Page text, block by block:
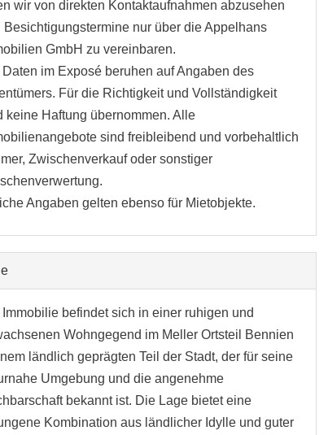
wir von direkten Kontaktaufnahmen abzusehen
Besichtigungstermine nur über die Appelhans
GmbH zu vereinbaren.
Daten im Exposé beruhen auf Angaben des
Für die Richtigkeit und Vollständigkeit
keine Haftung übernommen. Alle
sind freibleibend und vorbehaltlich
Zwischenverkauf oder sonstiger
Angaben gelten ebenso für Mietobjekte.
Immobilie befindet sich in einer ruhigen und
Wohngegend im Meller Ortsteil Bennien
ländlich geprägten Teil der Stadt, der für seine
Umgebung und die angenehme
bekannt ist. Die Lage bietet eine
Kombination aus ländlicher Idylle und guter